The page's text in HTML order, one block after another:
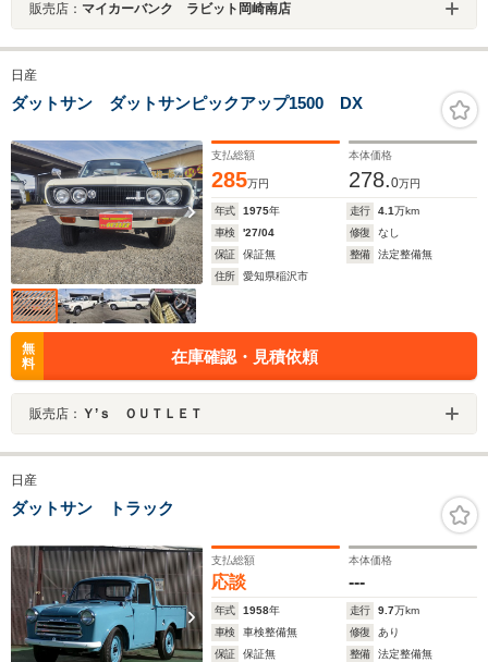
販売店： マイカーバンク ラビット岡崎南店
日産
ダットサン ダットサンピックアップ1500 DX
支払総額
285万円
本体価格
278.0万円
年式 1975年 走行 4.1万km
車検
'27/04 修復
なし
保証
保証無 整備
法定整備無
住所
愛知県稲沢市
無
料
在庫確認・見積依頼
販売店： Ｙ’ｓ ＯＵＴＬＥＴ
日産
ダットサン トラック
支払総額
応談
本体価格
---
年式 1958年 走行 9.7万km
車検
車検整備無 修復
あり
保証
保証無 整備
法定整備無